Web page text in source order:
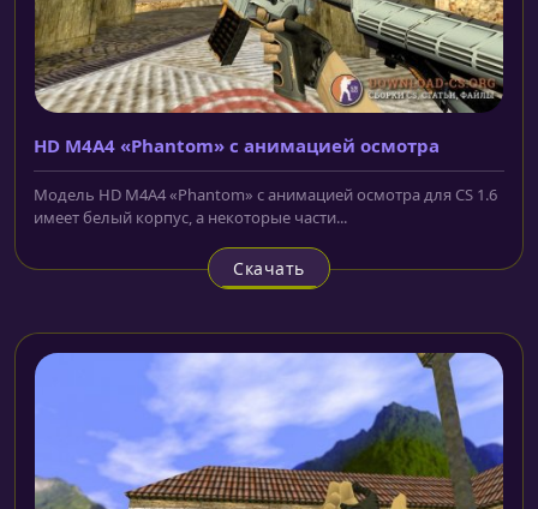
HD M4A4 «Phantom» с анимацией осмотра
Модель HD M4A4 «Phantom» с анимацией осмотра для CS 1.6
имеет белый корпус, а некоторые части...
Скачать